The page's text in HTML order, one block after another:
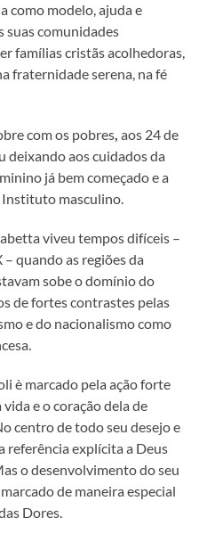
como modelo, ajuda e
suas comunidades
famílias cristãs acolhedoras,
fraternidade serena, na fé
com os pobres,aos 24 de
deixando aos cuidados da
já bem começado e a
Instituto masculino.
viveu tempos difíceis –
– quando as regiões da
sobe o domínio do
de fortes contrastes pelas
e do nacionalismo como
è marcado pela ação forte
e o coração dela de
centro de todo seu desejo e
referência explícita a Deus
o desenvolvimento do seu
de maneira especial
Dores.